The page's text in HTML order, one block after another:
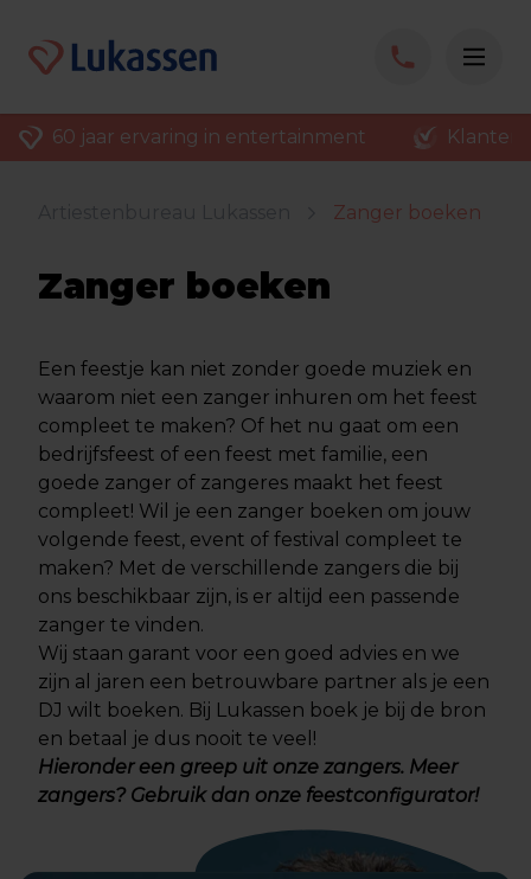
60 jaar ervaring in entertainment
Zanger boeken
Zanger boeken
Een feestje kan niet zonder goede muziek en
waarom niet een zanger inhuren om het feest
compleet te maken? Of het nu gaat om een
bedrijfsfeest of een feest met familie, een
goede zanger of zangeres maakt het feest
compleet! Wil je een zanger boeken om jouw
volgende feest, event of festival compleet te
maken? Met de verschillende zangers die bij
ons beschikbaar zijn, is er altijd een passende
zanger te vinden.
Wij staan garant voor een goed advies en we
zijn al jaren een betrouwbare partner als je een
DJ wilt boeken. Bij Lukassen boek je bij de bron
en betaal je dus nooit te veel!
Hieronder een greep uit onze zangers. Meer
zangers? Gebruik dan onze feestconfigurator!